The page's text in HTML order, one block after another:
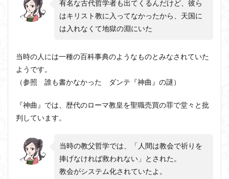
有名な古代哲学者も出てくるんだけど、彼ら
はキリスト教に入ってなかったから、天国に
は入れなくて地獄の淵にいた
当時の人には一種の百科事典のようなものとみなされていた
ようです。
（参照 誰も書かなかった ダンテ『神曲』の謎）
『神曲』では、歴代のローマ教皇を聖職売買の罪で堂々と批
判しています。
当時の教父哲学では、「人間は教会で祈りを
捧げなければ救われない」とされた。
教会がシステム化されていたよ。